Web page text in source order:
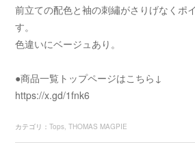
前立ての配色と袖の刺繡がさりげなくポ
す。
色違いにベージュあり。
●商品一覧トップページはこちら↓
https://x.gd/1fnk6
カテゴリ ：Tops THOMAS MAGPIE